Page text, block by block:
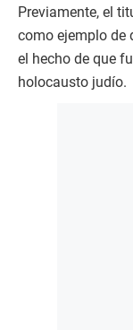
Previamente, el
como ejemplo de
el hecho de que
holocausto judío.